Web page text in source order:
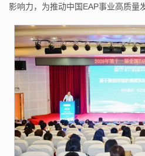
影响力，为推动中国EAP事业高质量